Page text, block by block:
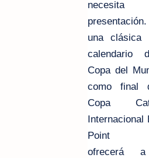
necesita
presentación.
una clásica
calendario
Copa del
como final
Copa
Internacional
Point
ofrecerá